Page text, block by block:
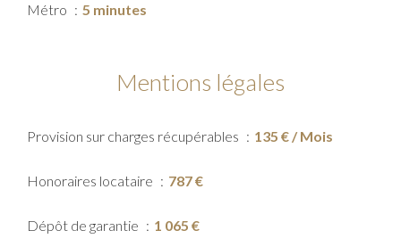
Métro 5 minutes
Mentions légales
Provision sur charges récupérables 135 € / Mois
Honoraires locataire 787 €
Dépôt de garantie 1 065 €